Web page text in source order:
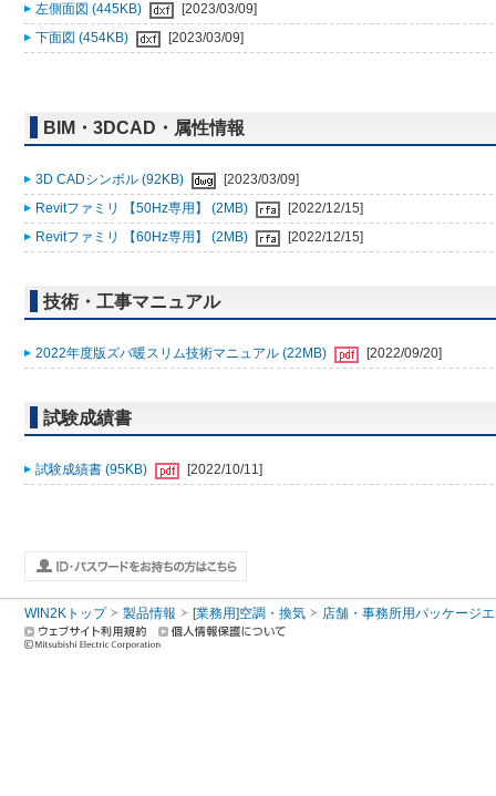
左側面図 (445KB)
[2023/03/09]
下面図 (454KB)
[2023/03/09]
BIM・3DCAD・属性情報
3D CADシンボル (92KB)
[2023/03/09]
Revitファミリ 【50Hz専用】 (2MB)
[2022/12/15]
Revitファミリ 【60Hz専用】 (2MB)
[2022/12/15]
技術・工事マニュアル
2022年度版ズバ暖スリム技術マニュアル (22MB) [2022/09/20]
試験成績書
試験成績書 (95KB) [2022/10/11]
WIN2Kトップ 製品情報 [業務用]空調・換気 店舗・事務所用パッケージ